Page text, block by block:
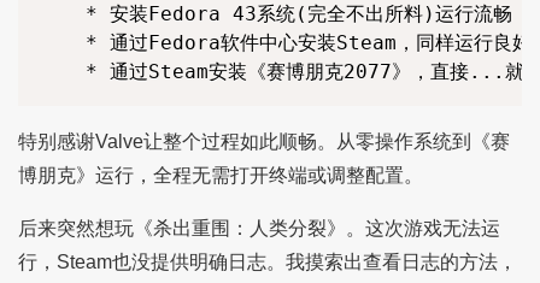
    * 安装Fedora 43系统(完全不出所料)运行流畅
    * 通过Fedora软件中心安装Steam，同样运行良好
特别感谢Valve让整个过程如此顺畅。从零操作系统到《赛
博朋克》运行，全程无需打开终端或调整配置。
后来突然想玩《杀出重围：人类分裂》。这次游戏无法运
行，Steam也没提供明确日志。我摸索出查看日志的方法，